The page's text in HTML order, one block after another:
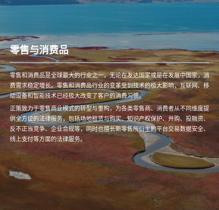
零售与消费品
零售和消费品是全球最大的行业之一，无论在发达国家或是在发展中国家，消
费需求稳定增长。零售和消费品行业的变革受到技术的极大影响，互联网、移
动设备和智能技术已经极大改变了客户的消费习惯。
正策致力于零售商业模式的转型与重构，为各类零售商、消费者从不同维度提
供全方位的法律服务，包括场地租赁与购买、知识产权保护、并购、投融资、
反不正当竞争、企业合规等，同时也擅长新零售所衍生的平台交易数据安全、
线上支付等方面的法律服务。